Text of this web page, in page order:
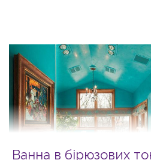
Ванна в бірюзових